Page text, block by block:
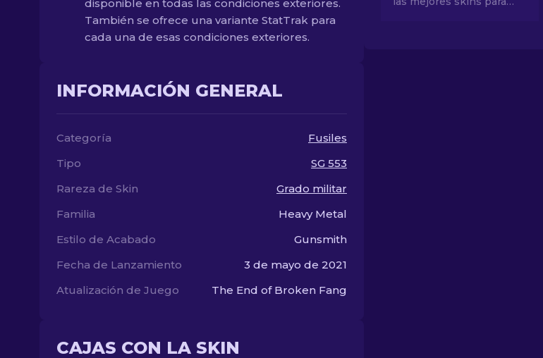
disponible en todas las condiciones exteriores.
También se ofrece una variante StatTrak para
cada una de esas condiciones exteriores.
INFORMACIÓN GENERAL
Categoría
Fusiles
Tipo
SG 553
Rareza de Skin
Grado militar
Familia
Heavy Metal
Estilo de Acabado
Gunsmith
Fecha de Lanzamiento
3 de mayo de 2021
Atualización de Juego
The End of Broken Fang
CAJAS CON LA SKIN